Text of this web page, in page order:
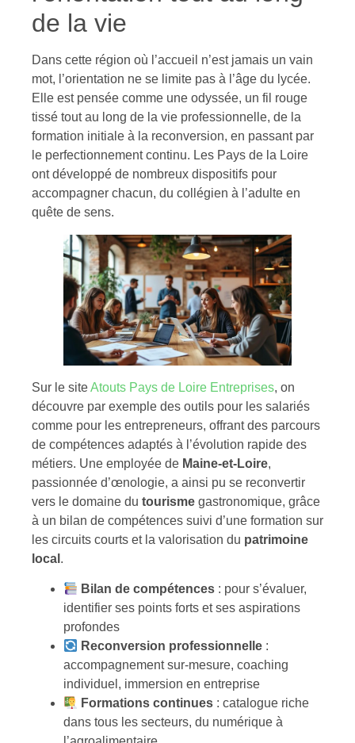
de la vie
Dans cette région où l’accueil n’est jamais un vain
mot, l’orientation ne se limite pas à l’âge du lycée.
Elle est pensée comme une odyssée, un fil rouge
tissé tout au long de la vie professionnelle, de la
formation initiale à la reconversion, en passant par
le perfectionnement continu. Les Pays de la Loire
ont développé de nombreux dispositifs pour
accompagner chacun, du collégien à l’adulte en
quête de sens.
Sur le siteAtouts Pays de Loire Entreprises, on
découvre par exemple des outils pour les salariés
comme pour les entrepreneurs, offrant des parcours
de compétences adaptés à l’évolution rapide des
métiers. Une employée de Maine-et-Loire,
passionnée d’œnologie, a ainsi pu se reconvertir
vers le domaine du tourisme gastronomique, grâce
à un bilan de compétences suivi d’une formation sur
les circuits courts et la valorisation du patrimoine
local .
Bilan de compétences : pour s’évaluer,
identifier ses points forts et ses aspirations
profondes
Reconversion professionnelle :
accompagnement sur-mesure, coaching
individuel, immersion en entreprise
Formations continues : catalogue riche
dans tous les secteurs, du numérique à